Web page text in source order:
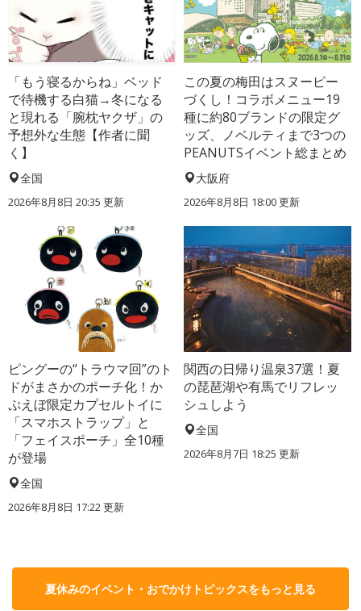
「もう寝るからね」ベッド
で待機する白猫→冬になる
と現れる「腕枕ヤクザ」の
予想外な生態【作者に聞
く】
全国
2026年8月8日 20:35 更新
この夏の梅田はスヌーピー
づくし！コラボメニュー19
種に約80ブランドの限定グ
ッズ、ノベルティまで3つの
PEANUTSイベント総まとめ
大阪府
2026年8月8日 18:00更新
ピングーの“トラウマ回”のト
ドがまさかのポーチ化！か
ぷえぼ限定カプセルトイに
「スマホストラップ」と
「フェイスポーチ」全10種
が登場
全国
2026年8月8日 17:22更新
関西の日帰り温泉37選！夏
の琵琶湖や有馬でリフレッ
シュしよう
全国
2026年8月7日 18:25 更新
夏休みのイベント・おでかけトピックスをもっと見る